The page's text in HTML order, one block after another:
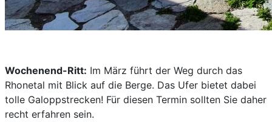
Wochenend-Ritt: Im März führt der Weg durch das
Rhonetal mit Blick auf die Berge. Das Ufer bietet dabei
tolle Galoppstrecken! Für diesen Termin sollten Sie daher
recht erfahren sein.